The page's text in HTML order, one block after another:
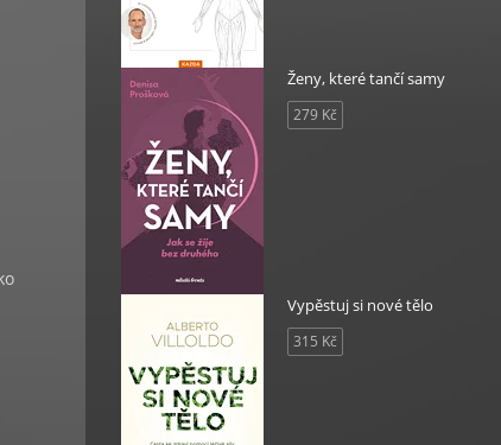
Ženy, které tančí samy
279 Kč
Vypěstuj si nové tělo
315 Kč